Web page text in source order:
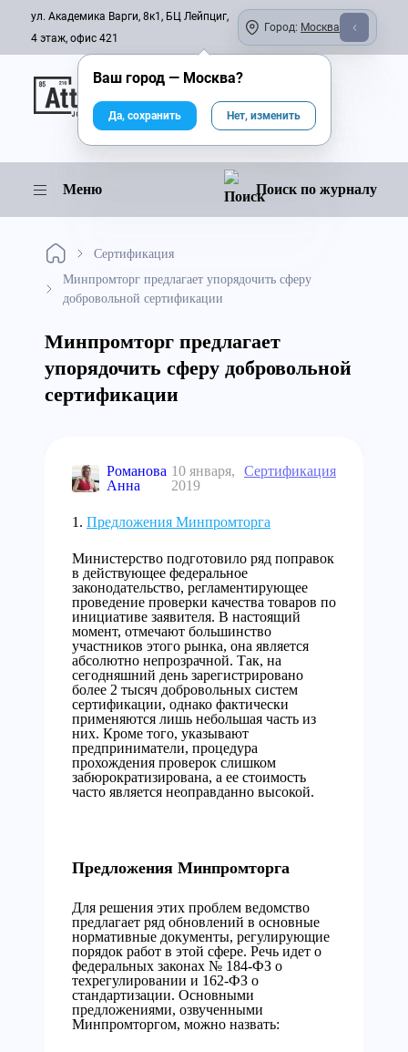
ул. Академика Варги, 8к1, БЦ Лейпциг,
4 этаж, офис 421
Город: Москва
Онлайн-журнал
Меню Поиск по журналу
Сертификация
Минпромторг предлагает упорядочить сферу
добровольной сертификации
Минпромторг предлагает
упорядочить сферу добровольной
сертификации
Романова
Анна
10 января,
2019
Сертификация
Предложения Минпромторга
Министерство подготовило ряд поправок
в действующее федеральное
законодательство, регламентирующее
проведение проверки качества товаров по
инициативе заявителя. В настоящий
момент, отмечают большинство
участников этого рынка, она является
абсолютно непрозрачной. Так, на
сегодняшний день зарегистрировано
более 2 тысяч добровольных систем
сертификации, однако фактически
применяются лишь небольшая часть из
них. Кроме того, указывают
предприниматели, процедура
прохождения проверок слишком
забюрократизирована, а ее стоимость
часто является неоправданно высокой.
Предложения Минпромторга
Для решения этих проблем ведомство
предлагает ряд обновлений в основные
нормативные документы, регулирующие
порядок работ в этой сфере. Речь идет о
федеральных законах № 184-ФЗ о
техрегулировании и 162-ФЗ о
стандартизации. Основными
предложениями, озвученными
Минпромторгом, можно назвать:
Ваш город — Москва?
Да, сохранить Нет, изменить